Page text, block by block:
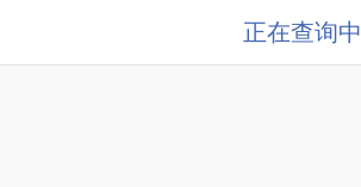
正在查询中